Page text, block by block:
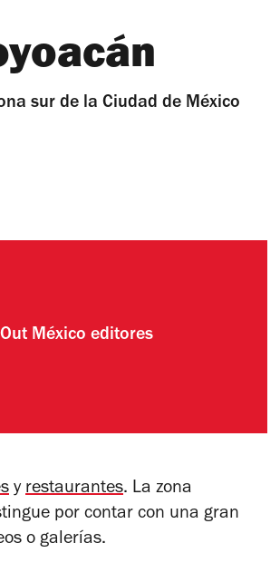
sur de la Ciudad de México
México editores
y restaurantes. La zona
por contar con una gran
o galerías.